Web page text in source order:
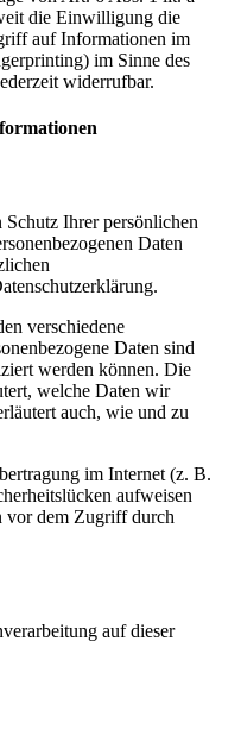
die Einwilligung die
auf Informationen im
im Sinne des
widerrufbar.
Ihrer persönlichen
Daten
verschiedene
Daten sind
werden können. Die
welche Daten wir
auch, wie und zu
im Internet (z. B.
aufweisen
vor dem Zugriff durch
auf dieser